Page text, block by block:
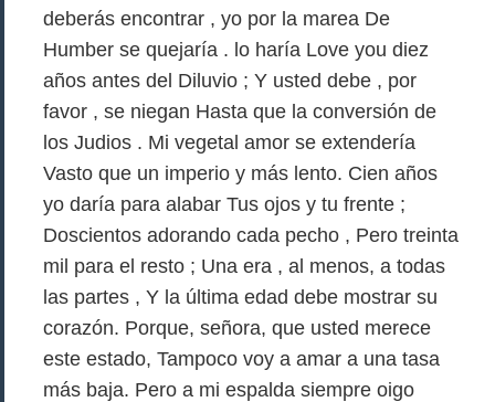
deberás encontrar , yo por la marea De
Humber se quejaría . lo haría Love you diez
años antes del Diluvio ; Y usted debe , por
favor , se niegan Hasta que la conversión de
los Judios . Mi vegetal amor se extendería
Vasto que un imperio y más lento. Cien años
yo daría para alabar Tus ojos y tu frente ;
Doscientos adorando cada pecho , Pero treinta
mil para el resto ; Una era , al menos, a todas
las partes , Y la última edad debe mostrar su
corazón. Porque, señora, que usted merece
este estado, Tampoco voy a amar a una tasa
más baja. Pero a mi espalda siempre oigo